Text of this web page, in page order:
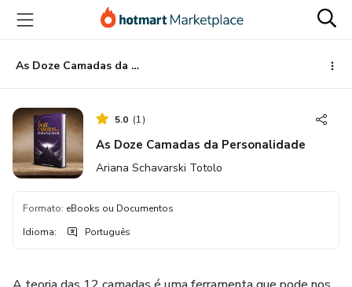
para
conteúdo
principal
para
pagamento
para
rodapé
As Doze Camadas da Personalidade
5.0 (1)
As Doze Camadas da Personalidade
Ariana Schavarski Totolo
Formato: eBooks ou Documentos
Idioma: Português